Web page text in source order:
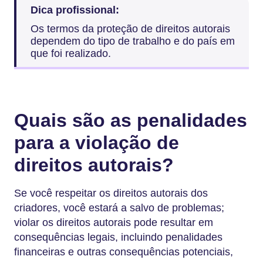
Dica profissional:
Os termos da proteção de direitos autorais
dependem do tipo de trabalho e do país em
que foi realizado.
Quais são as penalidades
para a violação de
direitos autorais?
Se você respeitar os direitos autorais dos
criadores, você estará a salvo de problemas;
violar os direitos autorais pode resultar em
consequências legais, incluindo penalidades
financeiras e outras consequências potenciais,